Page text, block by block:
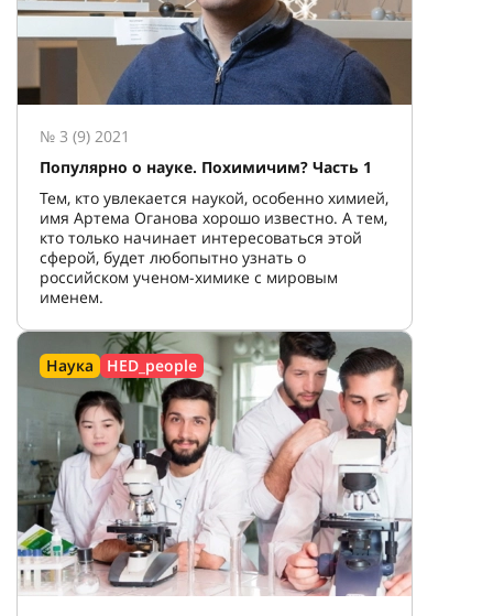
№ 3 (9) 2021
Популярно о науке. Похимичим? Часть 1
Тем, кто увлекается наукой, особенно химией,
имя Артема Оганова хорошо известно. А тем,
кто только начинает интересоваться этой
сферой, будет любопытно узнать о
российском ученом-химике с мировым
именем.
Наука HED_people